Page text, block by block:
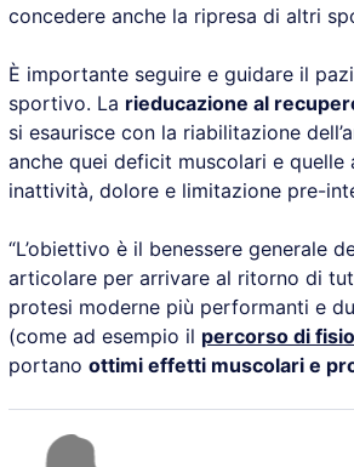
concedere anche la ripresa di altri
È importante seguire e guidare il
sportivo. La rieducazione al
si esaurisce con la riabilitazione
anche quei deficit muscolari e
inattività, dolore e limitazione pre-
“L’obiettivo è il benessere generale
articolare per arrivare al ritorno di
protesi moderne più performanti e
(come ad esempio il percorso di
portano ottimi effetti muscolari e